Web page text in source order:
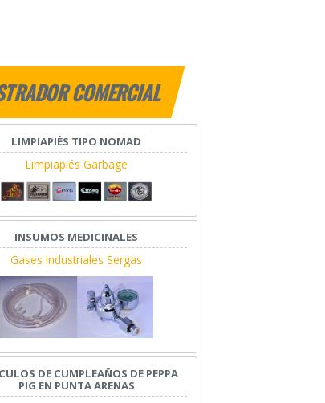
COMERCIAL
LIMPIAPIÉS TIPO NOMAD
Limpiapiés Garbage
INSUMOS MEDICINALES
Gases Industriales Sergas
DE CUMPLEAÑOS DE PEPPA
PIG EN PUNTA ARENAS